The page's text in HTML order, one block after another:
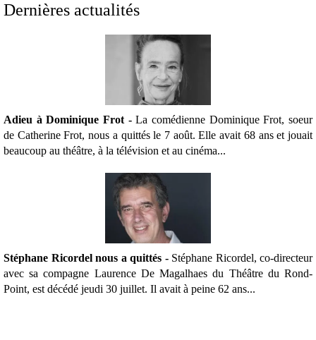
Dernières actualités
Adieu à Dominique Frot -La comédienne Dominique Frot, soeur
de Catherine Frot, nous a quittés le 7 août. Elle avait 68 ans et jouait
beaucoup au théâtre, à la télévision et au cinéma...
Stéphane Ricordel nous a quittés -Stéphane Ricordel, co-directeur
avec sa compagne Laurence De Magalhaes du Théâtre du Rond-
Point, est décédé jeudi 30 juillet. Il avait à peine 62 ans...